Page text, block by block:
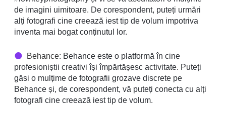
de imagini uimitoare. De corespondent, puteți urmări
alți fotografi cine creează iest tip de volum impotriva
inventa mai bogat conținutul lor.
Behance: Behance este o platformă în cine
profesioniștii creativi își împărtășesc activitate. Puteți
găsi o mulțime de fotografii grozave discrete pe
Behance și, de corespondent, vă puteți conecta cu alți
fotografi cine creează iest tip de volum.